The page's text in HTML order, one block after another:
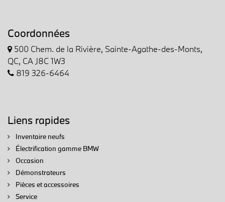
Coordonnées
500 Chem. de la Rivière, Sainte-Agathe-des-Monts,
QC, CA J8C 1W3
819 326-6464
Liens rapides
Inventaire neufs
Électrification gamme BMW
Occasion
Démonstrateurs
Pièces et accessoires
Service